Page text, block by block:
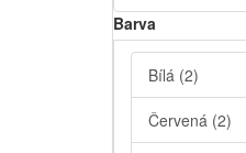
Barva
Bílá (2)
Červená (2)